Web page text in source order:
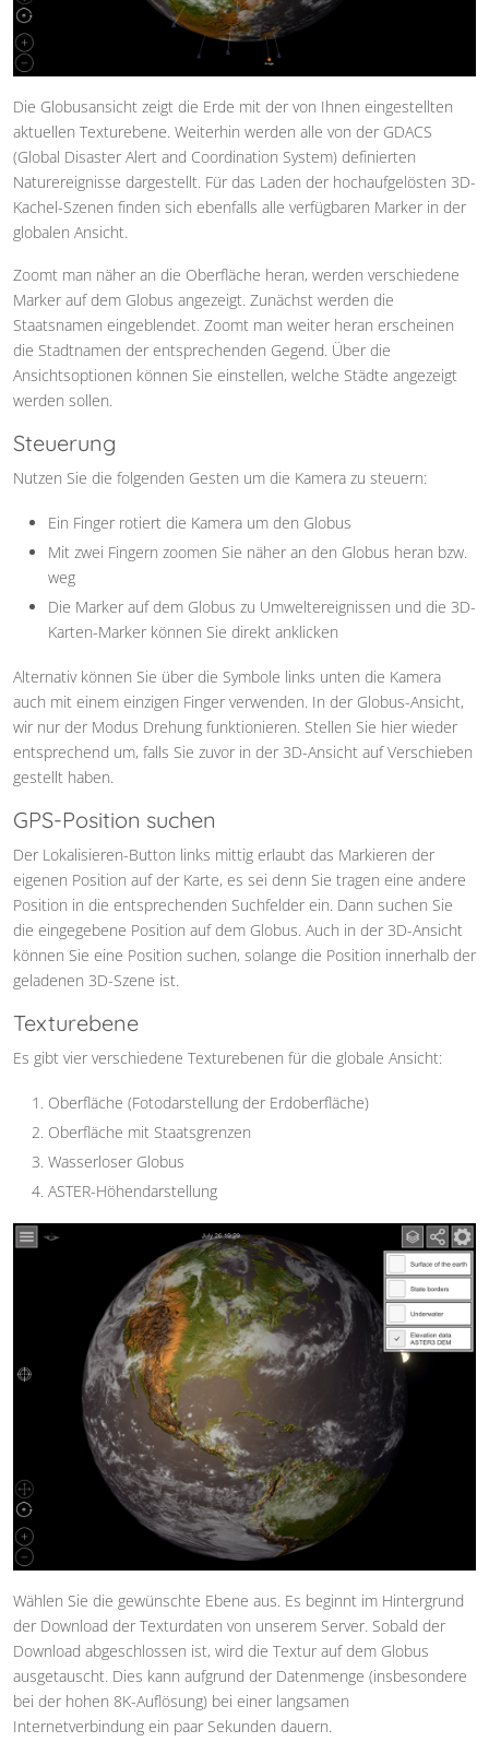
Die Globusansicht zeigt die Erde mit der von Ihnen eingestellten
aktuellen Texturebene. Weiterhin werden alle von der GDACS
(Global Disaster Alert and Coordination System) definierten
Naturereignisse dargestellt. Für das Laden der hochaufgelösten 3D-
Kachel-Szenen finden sich ebenfalls alle verfügbaren Marker in der
globalen Ansicht.
Zoomt man näher an die Oberfläche heran, werden verschiedene
Marker auf dem Globus angezeigt. Zunächst werden die
Staatsnamen eingeblendet. Zoomt man weiter heran erscheinen
die Stadtnamen der entsprechenden Gegend. Über die
Ansichtsoptionen können Sie einstellen, welche Städte angezeigt
werden sollen.
Steuerung
Nutzen Sie die folgenden Gesten um die Kamera zu steuern:
Ein Finger rotiert die Kamera um den Globus
Mit zwei Fingern zoomen Sie näher an den Globus heran bzw.
weg
Die Marker auf dem Globus zu Umweltereignissen und die 3D-
Karten-Marker können Sie direkt anklicken
Alternativ können Sie über die Symbole links unten die Kamera
auch mit einem einzigen Finger verwenden. In der Globus-Ansicht,
wir nur der Modus Drehung funktionieren. Stellen Sie hier wieder
entsprechend um, falls Sie zuvor in der 3D-Ansicht auf Verschieben
gestellt haben.
GPS-Position suchen
Der Lokalisieren-Button links mittig erlaubt das Markieren der
eigenen Position auf der Karte, es sei denn Sie tragen eine andere
Position in die entsprechenden Suchfelder ein. Dann suchen Sie
die eingegebene Position auf dem Globus. Auch in der 3D-Ansicht
können Sie eine Position suchen, solange die Position innerhalb der
geladenen 3D-Szene ist.
Texturebene
Es gibt vier verschiedene Texturebenen für die globale Ansicht:
Oberfläche (Fotodarstellung der Erdoberfläche)
Oberfläche mit Staatsgrenzen
Wasserloser Globus
ASTER-Höhendarstellung
Wählen Sie die gewünschte Ebene aus. Es beginnt im Hintergrund
der Download der Texturdaten von unserem Server. Sobald der
Download abgeschlossen ist, wird die Textur auf dem Globus
ausgetauscht. Dies kann aufgrund der Datenmenge (insbesondere
bei der hohen 8K-Auflösung) bei einer langsamen
Internetverbindung ein paar Sekunden dauern.